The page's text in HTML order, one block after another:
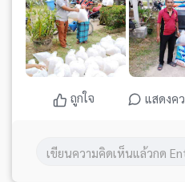
4.โครงการเยียวยาให้กับครอบครั
พื้นที่ 3 จชต.
5.โครงการ 1 ข้าราชการ 1ครัวเรือ
#5หน่วยงานที่ช่วยเหลือประชาช
1.ศอ.บต
4.อบต.
ถูกใจ แสดงค